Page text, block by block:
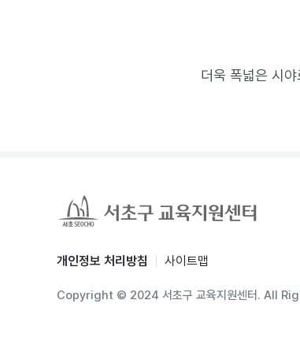
더욱 폭넓은 시야
개인정보 처리방침 사이트맵
Copyright © 2024 서초구 교육지원센터. All